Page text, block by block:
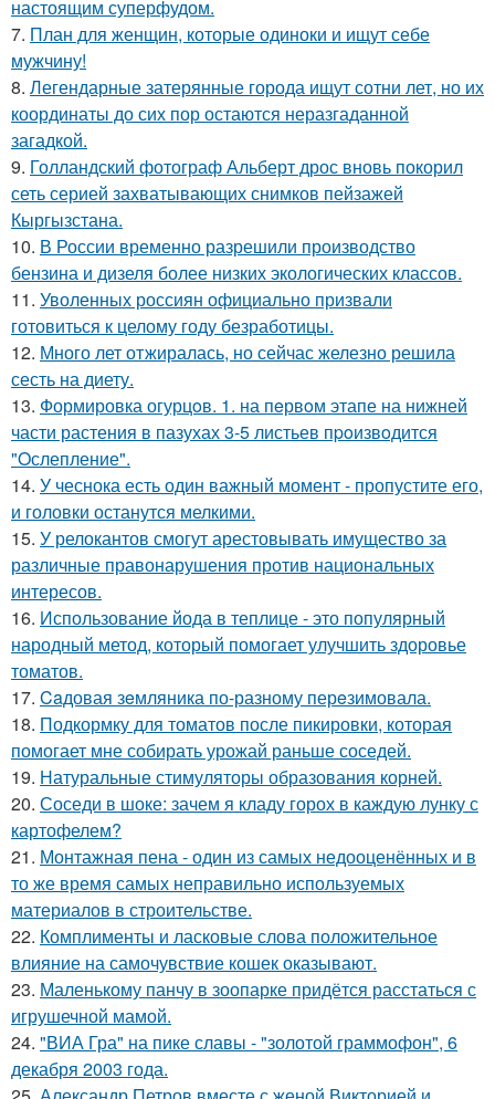
настоящим суперфудом.
7. План для женщин, которые одиноки и ищут себе
мужчину!
8. Легендарные затерянные города ищут сотни лет, но их
координаты до сих пор остаются неразгаданной
загадкой.
9. Голландский фотограф Альберт дрос вновь покорил
сеть серией захватывающих снимков пейзажей
Кыргызстана.
10. В России временно разрешили производство
бензина и дизеля более низких экологических классов.
11. Уволенных россиян официально призвали
готовиться к целому году безработицы.
12. Много лет отжиралась, но сейчас железно решила
сесть на диету.
13. Формировка огурцoв. 1. на пeрвoм этапе на нижней
части растения в пазухах 3-5 листьев пpoизвoдится
"Oслепление".
14. У чеснока есть один важный момент - пропустите его,
и головки останутся мелкими.
15. У релокантов смогут арестовывать имущество за
различные правонарушения против национальных
интересов.
16. Использование йода в теплице - это популярный
народный метод, который помогает улучшить здоровье
томатов.
17. Caдовая зeмляника по-разному перeзимовала.
18. Подкормку для томатов после пикировки, которая
помогает мне собирать урожай раньше соседей.
19. Натуральные стимуляторы образования корней.
20. Соседи в шоке: зачем я кладу горох в каждую лунку с
картофелем?
21. Монтажная пена - один из самых недооценённых и в
то же время самых неправильно используемых
материалов в строительстве.
22. Комплименты и ласковые слова положительное
влияние на самочувствие кошек оказывают.
23. Маленькому панчу в зоопарке придётся расстаться с
игрушечной мамой.
24. "ВИА Гра" на пике славы - "золотой граммофон", 6
декабря 2003 года.